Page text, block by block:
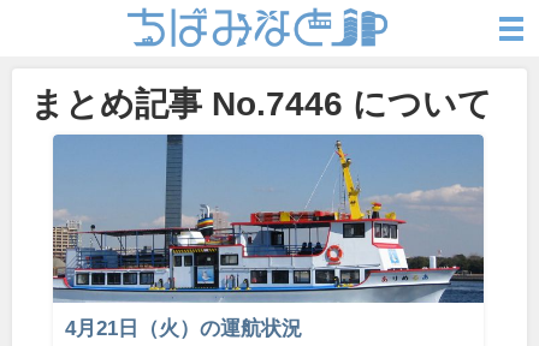
まとめ記事 No.7446 について
4月21日（火）の運航状況